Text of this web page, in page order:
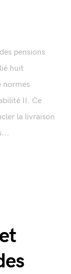
pensions
huit
normes
II. Ce
la livraison